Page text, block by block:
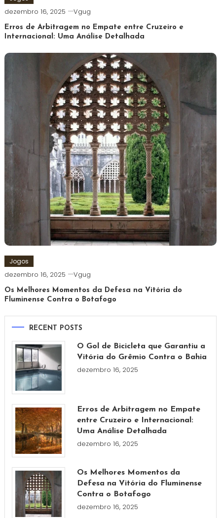
dezembro 16, 2025 Vgug
Erros de Arbitragem no Empate entre Cruzeiro e
Internacional: Uma Análise Detalhada
Jogos
dezembro 16, 2025 Vgug
Os Melhores Momentos da Defesa na Vitória do
Fluminense Contra o Botafogo
RECENT POSTS
O Gol de Bicicleta que Garantiu a
Vitória do Grêmio Contra o Bahia
dezembro 16, 2025
Erros de Arbitragem no Empate
entre Cruzeiro e Internacional:
Uma Análise Detalhada
dezembro 16, 2025
Os Melhores Momentos da
Defesa na Vitória do Fluminense
Contra o Botafogo
dezembro 16, 2025